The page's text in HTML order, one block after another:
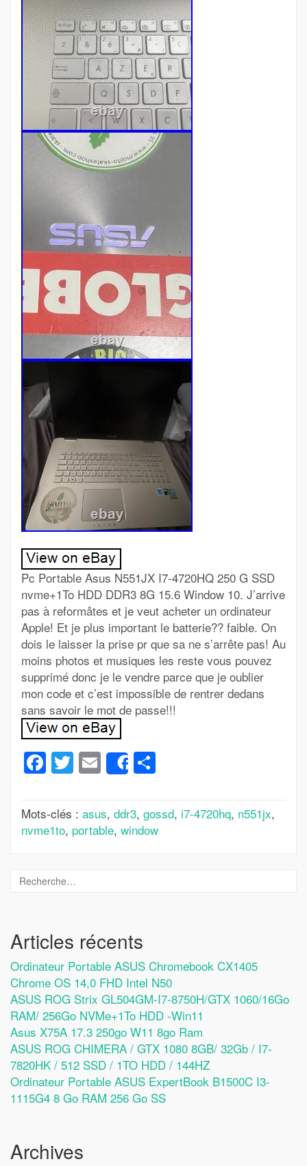
Pc Portable Asus N551JX I7-4720HQ 250 G SSD
nvme+1To HDD DDR3 8G 15.6 Window 10. J’arrive
pas à reformâtes et je veut acheter un ordinateur
Apple! Et je plus important le batterie?? faible. On
dois le laisser la prise pr que sa ne s’arrête pas! Au
moins photos et musiques les reste vous pouvez
supprimé donc je le vendre parce que je oublier
mon code et c’est impossible de rentrer dedans
sans savoir le mot de passe!!!
Facebook
Twitter
Email
Share
Mots-clés : asus, ddr3, gossd, i7-4720hq, n551jx,
nvme1to, portable, window
Articles récents
Ordinateur Portable ASUS Chromebook CX1405
Chrome OS 14,0 FHD Intel N50
ASUS ROG Strix GL504GM-I7-8750H/GTX 1060/16Go
RAM/ 256Go NVMe+1To HDD -Win11
Asus X75A 17.3 250go W11 8go Ram
ASUS ROG CHIMERA / GTX 1080 8GB/ 32Gb / I7-
7820HK / 512 SSD / 1TO HDD / 144HZ
Ordinateur Portable ASUS ExpertBook B1500C I3-
1115G4 8 Go RAM 256 Go SS
Archives